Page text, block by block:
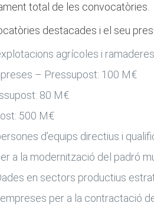
total de les convocatòries.
destacades i el seu
agrícoles i
– Pressupost: 100 M€
80 M€
500 M€
d’equips directius i
a la modernització del padró
en sectors productius
per a la contractació